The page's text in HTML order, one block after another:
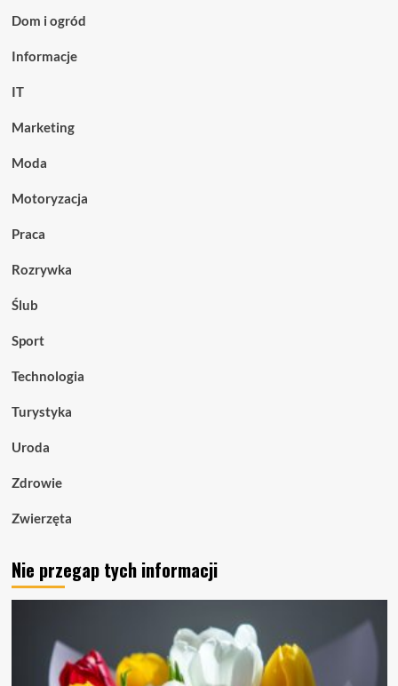
Dom i ogród
Informacje
IT
Marketing
Moda
Motoryzacja
Praca
Rozrywka
Ślub
Sport
Technologia
Turystyka
Uroda
Zdrowie
Zwierzęta
Nie przegap tych informacji